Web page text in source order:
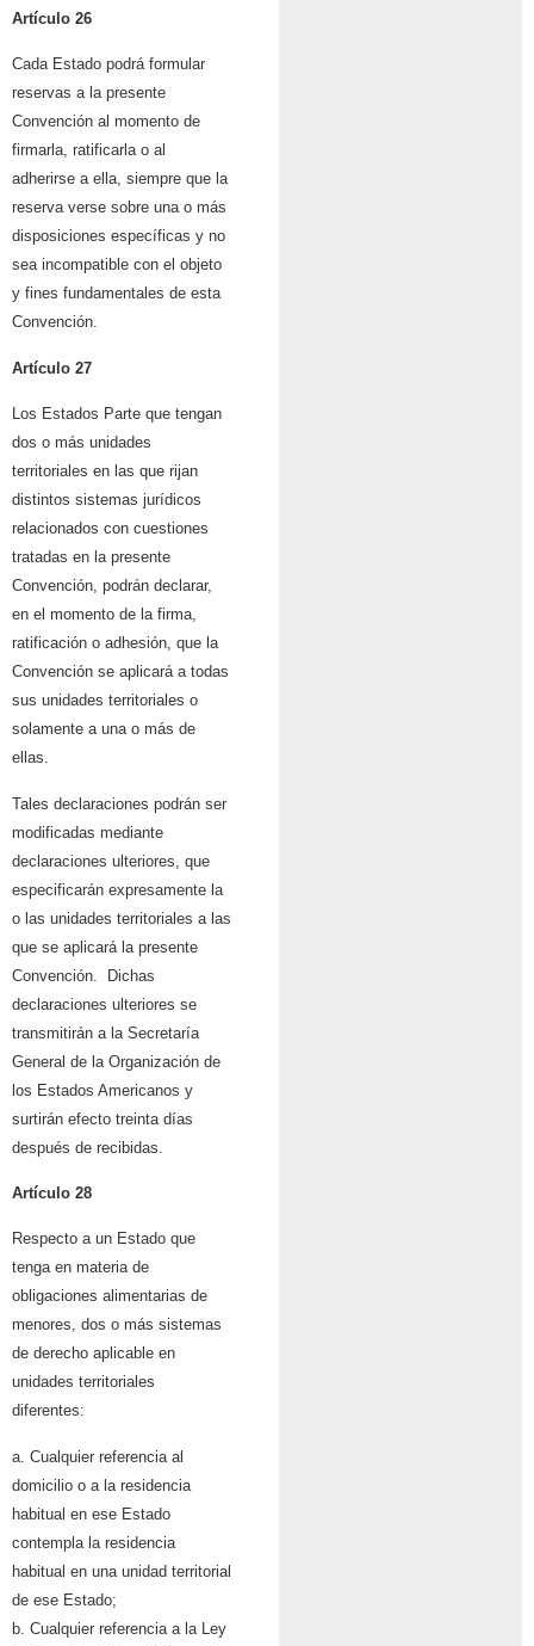
Artículo 26
Cada Estado podrá formular
reservas a la presente
Convención al momento de
firmarla, ratificarla o al
adherirse a ella, siempre que la
reserva verse sobre una o más
disposiciones específicas y no
sea incompatible con el objeto
y fines fundamentales de esta
Convención.
Artículo 27
Los Estados Parte que tengan
dos o más unidades
territoriales en las que rijan
distintos sistemas jurídicos
relacionados con cuestiones
tratadas en la presente
Convención, podrán declarar,
en el momento de la firma,
ratificación o adhesión, que la
Convención se aplicará a todas
sus unidades territoriales o
solamente a una o más de
ellas.
Tales declaraciones podrán ser
modificadas mediante
declaraciones ulteriores, que
especificarán expresamente la
o las unidades territoriales a las
que se aplicará la presente
Convención. Dichas
declaraciones ulteriores se
transmitirán a la Secretaría
General de la Organización de
los Estados Americanos y
surtirán efecto treinta días
después de recibidas.
Artículo 28
Respecto a un Estado que
tenga en materia de
obligaciones alimentarias de
menores, dos o más sistemas
de derecho aplicable en
unidades territoriales
diferentes:
a. Cualquier referencia al
domicilio o a la residencia
habitual en ese Estado
contempla la residencia
habitual en una unidad territorial
de ese Estado;
b. Cualquier referencia a la Ley